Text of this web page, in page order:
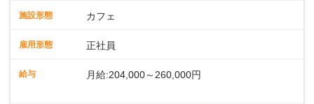
年齢層が活躍しており、チームワークも抜群です。基本マニ
業務に馴染める環境です。「カフェの接客は初めて」という
ッフとして経験を積んだ後、店長を目指してみませんか。売
施設形態 カフェ
雇用形態 正社員
給与 月給:204,000～260,000円